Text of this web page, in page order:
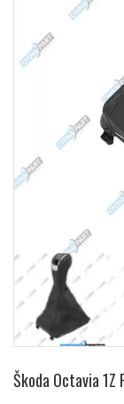
Škoda Octavia